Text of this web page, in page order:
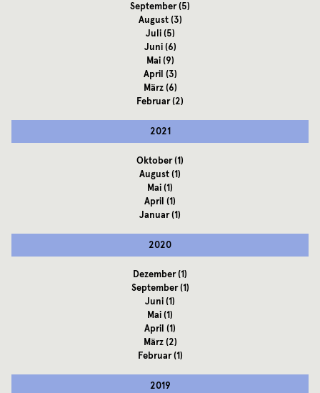
September(5)
August(3)
Juli(5)
Juni(6)
Mai(9)
April (3)
März(6)
Februar(2)
2021
Oktober(1)
August(1)
Mai(1)
April (1)
Januar(1)
2020
Dezember(1)
September(1)
Juni(1)
Mai(1)
April (1)
März(2)
Februar(1)
2019